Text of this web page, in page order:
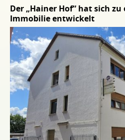
Der „Hainer Hof“ hat sich
Immobilie entwickelt